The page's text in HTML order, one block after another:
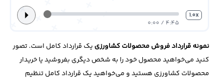
1.0x
4:45 / 0:00
arrow_right
نمونه قرارداد فروش محصولات کشاورزی یک قرارداد کامل است. تصور
کنید می‌خواهید محصول خود را به شخص دیگری بفروشید یا خریدار
محصولات کشاورزی هستید و می‌خواهید یک قرارداد کامل تنظیم